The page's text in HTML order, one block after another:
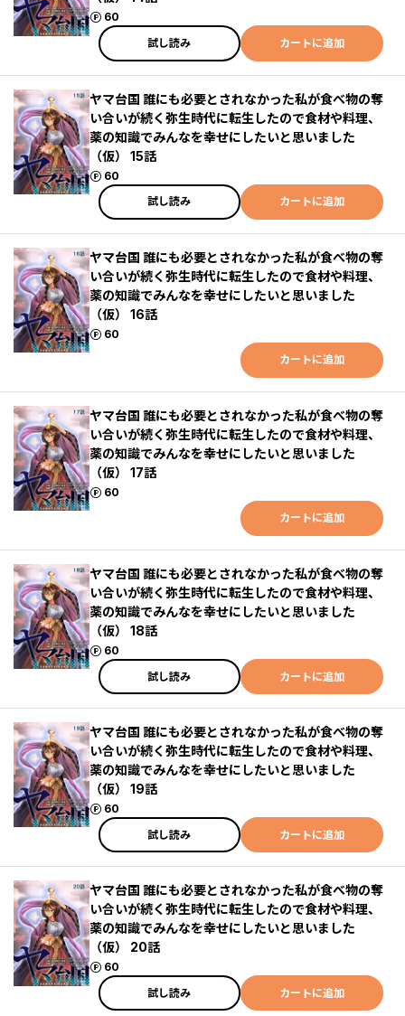
60
ポイント
試し読み
カートに追加
ヤマ台国 誰にも必要とされなかった私が食べ物の奪
い合いが続く弥生時代に転生したので食材や料理、
薬の知識でみんなを幸せにしたいと思いました
（仮） 15話
60
ポイント
試し読み
カートに追加
ヤマ台国 誰にも必要とされなかった私が食べ物の奪
い合いが続く弥生時代に転生したので食材や料理、
薬の知識でみんなを幸せにしたいと思いました
（仮） 16話
60
ポイント
カートに追加
ヤマ台国 誰にも必要とされなかった私が食べ物の奪
い合いが続く弥生時代に転生したので食材や料理、
薬の知識でみんなを幸せにしたいと思いました
（仮） 17話
60
ポイント
カートに追加
ヤマ台国 誰にも必要とされなかった私が食べ物の奪
い合いが続く弥生時代に転生したので食材や料理、
薬の知識でみんなを幸せにしたいと思いました
（仮） 18話
60
ポイント
試し読み
カートに追加
ヤマ台国 誰にも必要とされなかった私が食べ物の奪
い合いが続く弥生時代に転生したので食材や料理、
薬の知識でみんなを幸せにしたいと思いました
（仮） 19話
60
ポイント
試し読み
カートに追加
ヤマ台国 誰にも必要とされなかった私が食べ物の奪
い合いが続く弥生時代に転生したので食材や料理、
薬の知識でみんなを幸せにしたいと思いました
（仮） 20話
60
ポイント
試し読み
カートに追加